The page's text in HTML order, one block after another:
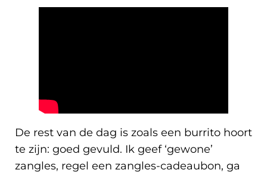
De rest van de dag is zoals een burrito hoort
te zijn: goed gevuld. Ik geef ‘gewone’
zangles, regel een zangles-cadeaubon, ga